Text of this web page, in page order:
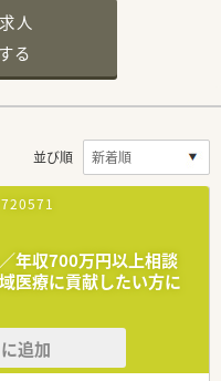
人
る
並び順
720571
年収700万円以上相談
医療に貢献したい方に
追加